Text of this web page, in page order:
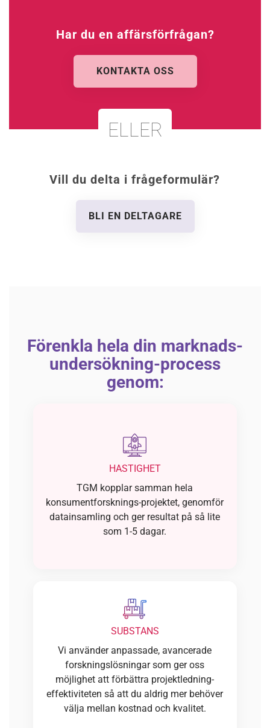
Har du en affärsförfrågan?
KONTAKTA OSS
Vill du delta i frågeformulär?
BLI EN DELTAGARE
ELLER
Förenkla hela din marknads-
undersökning-process
genom:
HASTIGHET
TGM kopplar samman hela
konsumentforsknings-projektet, genomför
datainsamling och ger resultat på så lite
som 1-5 dagar.
SUBSTANS
Vi använder anpassade, avancerade
forskningslösningar som ger oss
möjlighet att förbättra projektledning-
effektiviteten så att du aldrig mer behöver
välja mellan kostnad och kvalitet.